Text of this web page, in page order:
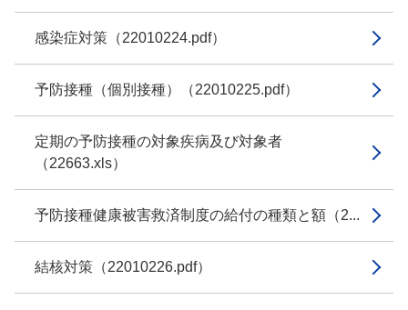
感染症対策（22010224.pdf）
予防接種（個別接種）（22010225.pdf）
定期の予防接種の対象疾病及び対象者
（22663.xls）
予防接種健康被害救済制度の給付の種類と額（2...
結核対策（22010226.pdf）